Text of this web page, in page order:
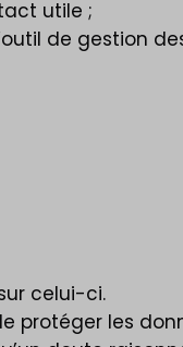
utile ;
de gestion
celui-ci.
protéger les